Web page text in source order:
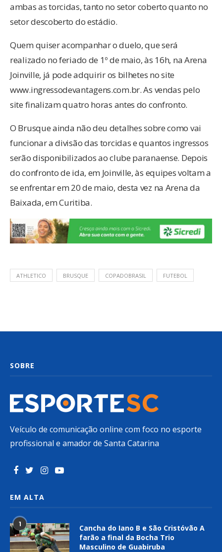
ambas as torcidas, tanto no setor coberto quanto no
setor descoberto do estádio.
Quem quiser acompanhar o duelo, que será
realizado no feriado de 1º de maio, às 16h, na Arena
Joinville, já pode adquirir os bilhetes no site
www.ingressodevantagens.com.br. As vendas pelo
site finalizam quatro horas antes do confronto.
O Brusque ainda não deu detalhes sobre como vai
funcionar a divisão das torcidas e quantos ingressos
serão disponibilizados ao clube paranaense. Depois
do confronto de ida, em Joinville, às equipes voltam a
se enfrentar em 20 de maio, desta vez na Arena da
Baixada, em Curitiba.
ATHLETICO BRUSQUE COPADOBRASIL FUTEBOL
SOBRE
Veículo de comunicação online com foco no esporte
profissional e amador de Santa Catarina
EM ALTA
1
Cancha do Iano B e São Cristóvão A
farão a final da Bocha Trio
Masculino de Guabiruba